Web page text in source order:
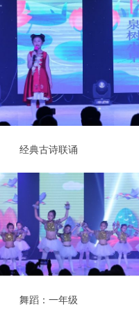
经典古诗联诵
舞蹈：一年级